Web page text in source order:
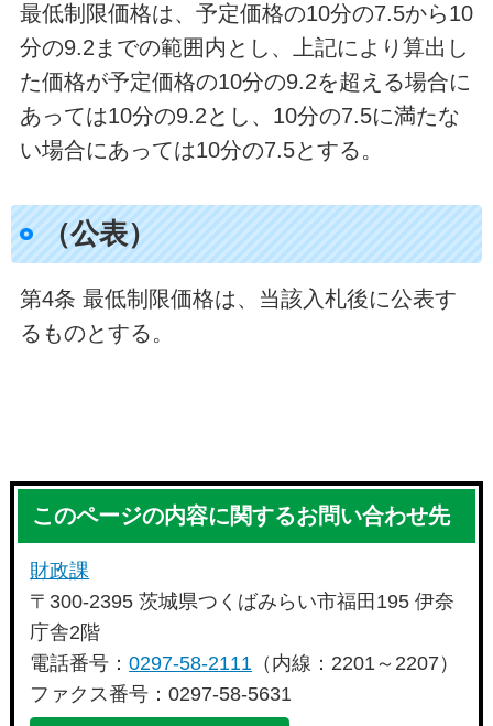
最低制限価格は、予定価格の10分の7.5から10
分の9.2までの範囲内とし、上記により算出し
た価格が予定価格の10分の9.2を超える場合に
あっては10分の9.2とし、10分の7.5に満たな
い場合にあっては10分の7.5とする。
（公表）
第4条 最低制限価格は、当該入札後に公表す
るものとする。
このページの内容に関するお問い合わせ先
財政課
〒300-2395 茨城県つくばみらい市福田195 伊奈
庁舎2階
電話番号：0297-58-2111 （内線：2201～2207）
ファクス番号：0297-58-5631